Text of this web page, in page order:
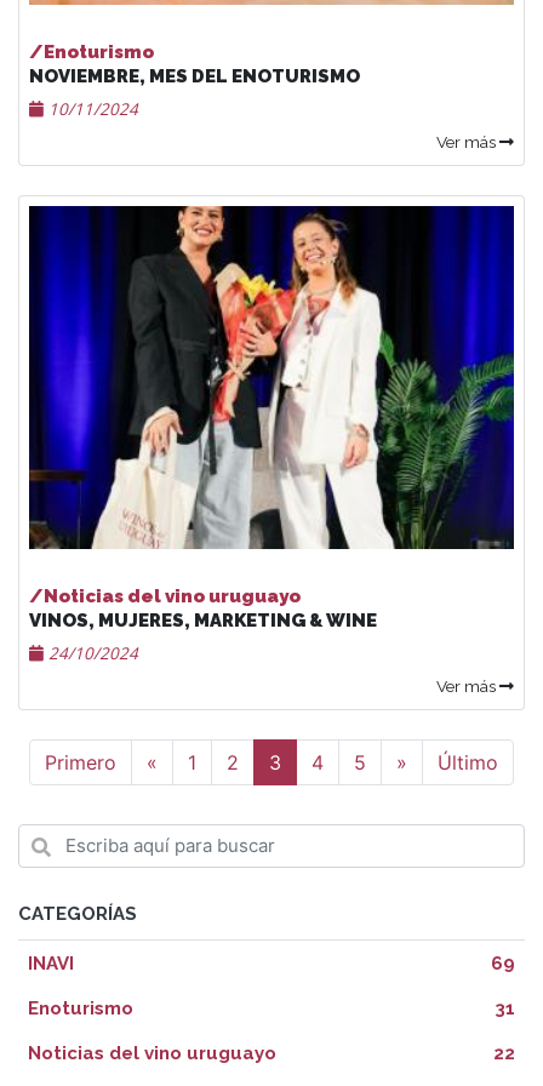
/Enoturismo
NOVIEMBRE, MES DEL ENOTURISMO
10/11/2024
Ver más
/Noticias del vino uruguayo
VINOS, MUJERES, MARKETING & WINE
24/10/2024
Ver más
Primero « Anterior
1 2 3 4 5 » Siguiente
Último
CATEGORÍAS
INAVI 69
Enoturismo 31
Noticias del vino uruguayo 22